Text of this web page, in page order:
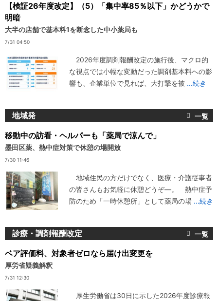
【検証26年度改定】（5）「集中率85％以下」かどうかで
明暗
大半の店舗で基本料1を断念した中小薬局も
7/31 04:50
2026年度調剤報酬改定の施行後、マクロ的
な視点では小幅な変動だった調剤基本料への影
響も、企業単位で見れば、大打撃を被 ...続き
地域発
移動中の訪看・ヘルパーも「薬局で涼んで」
墨田区薬、熱中症対策で休憩の場開放
7/30 11:46
地域住民の方だけでなく、医療・介護従事者
の皆さんもお気軽に休憩どうぞ―。 熱中症予
防のため「一時休憩所」として薬局の場 ...続き
診療・調剤報酬改定
ベア評価料、対象者ゼロなら届け出変更を
厚労省疑義解釈
7/31 12:30
厚生労働省は30日に示した2026年度診療報